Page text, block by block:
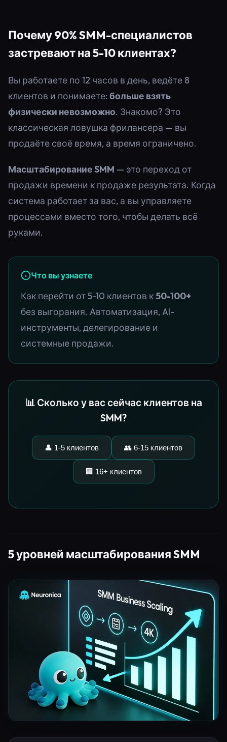
Почему 90% SMM-специалистов
застревают на 5-10 клиентах?
Вы работаете по 12 часов в день, ведёте 8
клиентов и понимаете: больше взять
физически невозможно. Знакомо? Это
классическая ловушка фрилансера — вы
продаёте своё время, а время ограничено.
Масштабирование SMM — это переход от
продажи времени к продаже результата. Когда
система работает за вас, а вы управляете
процессами вместо того, чтобы делать всё
руками.
Что вы узнаете
Как перейти от 5-10 клиентов к 50-100+
без выгорания. Автоматизация, AI-
инструменты, делегирование и
системные продажи.
📊 Сколько у вас сейчас клиентов на
SMM?
👤 1-5 клиентов 👥 6-15 клиентов
🏢 16+ клиентов
5 уровней масштабирования SMM